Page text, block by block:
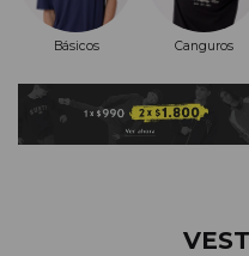
Básicos Canguros